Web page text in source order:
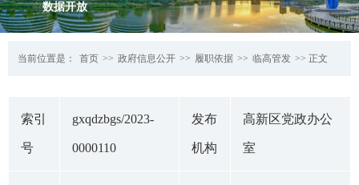
数据开放
当前位置是： 首页 >> 政府信息公开 >> 履职依据 >> 临高管发 >> 正文
索引
号
gxqdzbgs/2023-
0000110
发布
机构
高新区党政办公
室